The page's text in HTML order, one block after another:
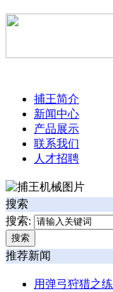
126年8月9日
捕王简介
新闻中心
产品展示
联系我们
人才招聘
搜索
搜索:
推荐新闻
用弹弓狩猎之